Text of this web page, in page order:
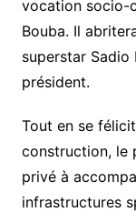
vocation socio-
Bouba. Il
superstar Sadio
président.
Tout en se
construction, le
privé à
infrastructures